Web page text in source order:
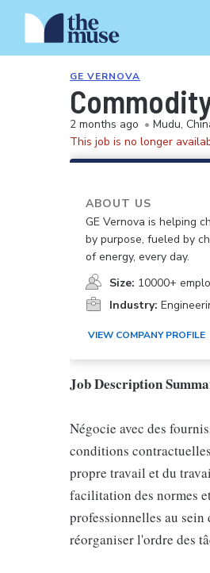
GE VERNOVA
2 months ago • Mudu,
This job is no longer
ABOUT US
GE Vernova is helping
by purpose, fueled by
of energy, every day.
Size: 10000+
Industry:
VIEW COMPANY PROFILE
Job Description
Négocie avec des
conditions
propre travail et du
facilitation des normes
professionnelles au
réorganiser l'ordre des